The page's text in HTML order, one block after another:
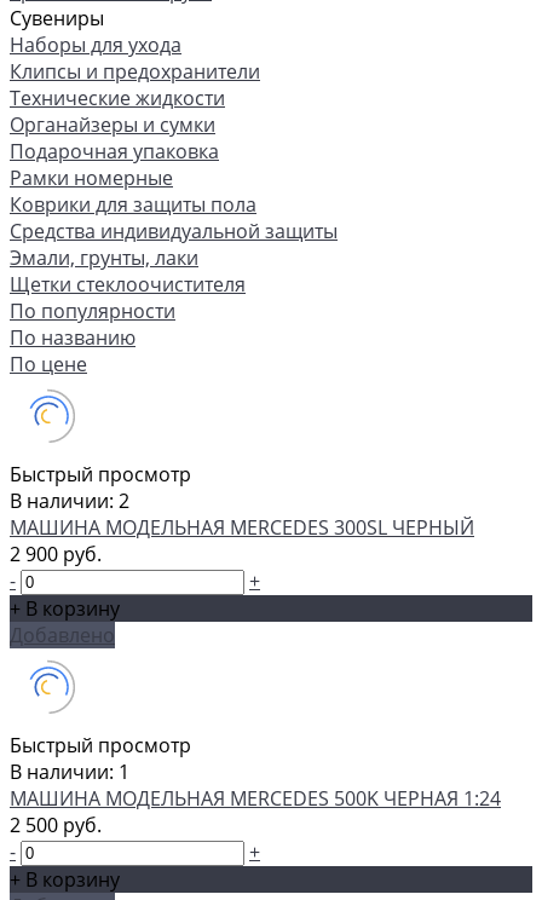
Сувениры
Наборы для ухода
Клипсы и предохранители
Технические жидкости
Органайзеры и сумки
Подарочная упаковка
Рамки номерные
Коврики для защиты пола
Средства индивидуальной защиты
Эмали, грунты, лаки
Щетки стеклоочистителя
По популярности
По названию
По цене
Быстрый просмотр
В наличии: 2
МАШИНА МОДЕЛЬНАЯ MERCEDES 300SL ЧЕРНЫЙ
2 900 руб.
-
+
+ В корзину
Добавлено
Быстрый просмотр
В наличии: 1
МАШИНА МОДЕЛЬНАЯ MERCEDES 500K ЧЕРНАЯ 1:24
2 500 руб.
-
+
+ В корзину